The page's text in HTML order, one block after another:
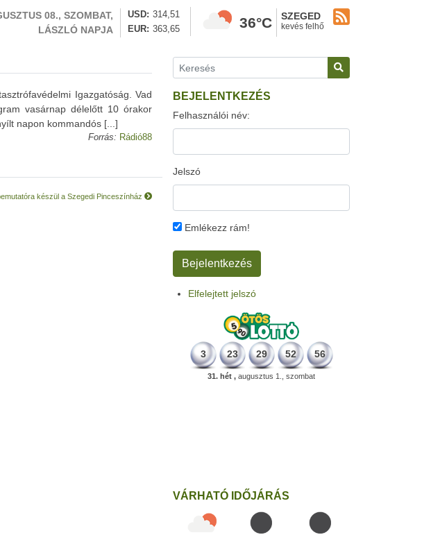
08., SZOMBAT,
LÁSZLÓ NAPJA
USD
314,51
EUR
363,65 36°C SZEGED
kevés felhő
Igazgatóság. Vad
vasárnap délelőtt 10 órakor
napon kommandós [...]
Forrás: Rádió88
készül a Szegedi Pinceszínház
BEJELENTKEZÉS
Felhasználói név:
Jelszó
Emlékezz rám!
Elfelejtett jelszó
3 23 29 52 56
31. hét , augusztus 1., szombat
VÁRHATÓ IDŐJÁRÁS